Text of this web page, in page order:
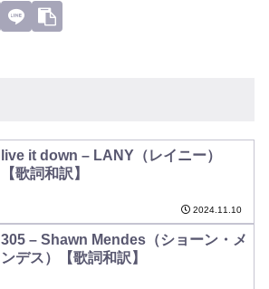
live it down – LANY（レイニー）
【歌詞和訳】
2024.11.10
305 – Shawn Mendes（ショーン・メ
ンデス）【歌詞和訳】